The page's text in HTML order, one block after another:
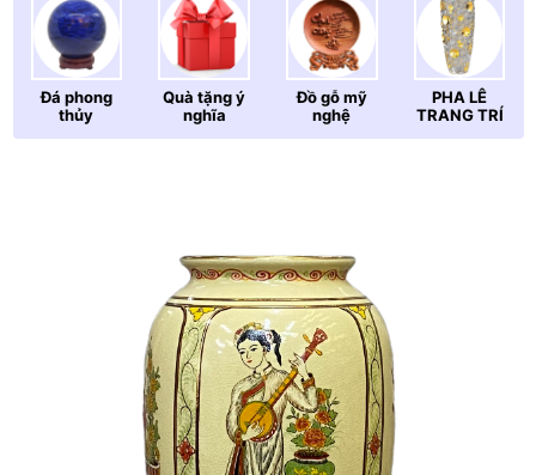
Đá phong
thủy
Quà tặng ý
nghĩa
Đồ gỗ mỹ
nghệ
PHA LÊ
TRANG TRÍ